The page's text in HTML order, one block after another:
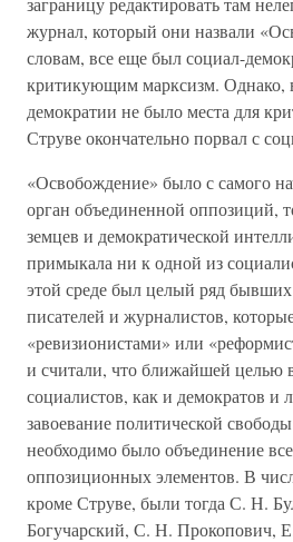
журнал, который они назвали
словам, все еще был социал-
критикующим марксизм. Однако,
демократии не было места для
Струве окончательно порвал с
«Освобождение» было с самого
орган объединенной оппозиций,
земцев и демократической
примыкала ни к одной из
этой среде был целый ряд
писателей и журналистов,
«ревизионистами» или
и считали, что ближайшей целью
социалистов, как и демократов и
завоевание политической
необходимо было объединение
оппозиционных элементов. В
кроме Струве, были тогда С. Н.
Богучарский, С. Н. Прокопович,